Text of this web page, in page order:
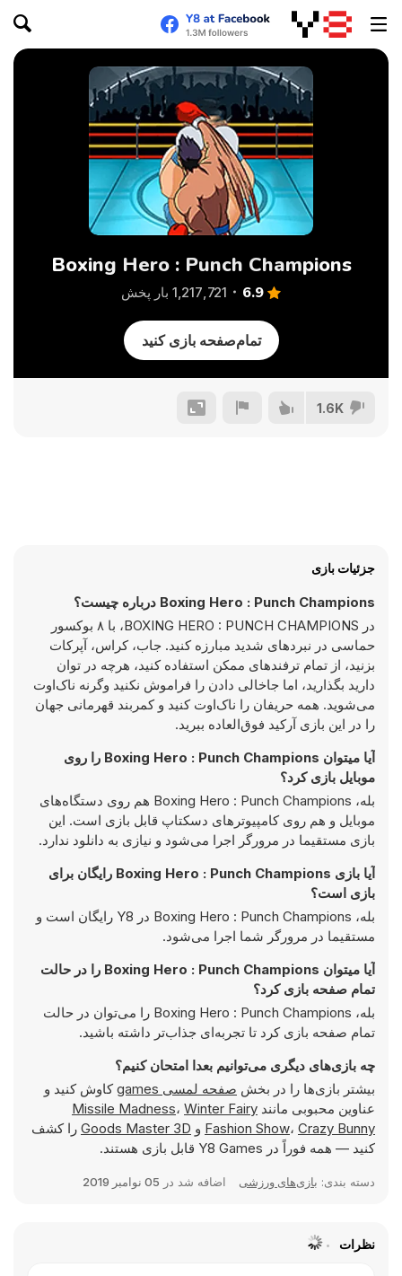
Boxing Hero : Punch Champions
6.9 1,217,721 بار پخش
تمام‌صفحه بازی کنید
1.6K
جزئیات بازی
Boxing Hero : Punch Champions درباره چیست؟
در BOXING HERO : PUNCH CHAMPIONS، با ۸ بوکسور
حماسی در نبردهای شدید مبارزه کنید. جاب، کراس، آپرکات
بزنید، از تمام ترفندهای ممکن استفاده کنید، هرچه در توان
دارید بگذارید، اما جاخالی دادن را فراموش نکنید وگرنه ناک‌اوت
می‌شوید. همه حریفان را ناک‌اوت کنید و کمربند قهرمانی جهان
را در این بازی آرکید فوق‌العاده ببرید.
آیا میتوان Boxing Hero : Punch Champions را روی
موبایل بازی کرد؟
بله، Boxing Hero : Punch Champions هم روی دستگاه‌های
موبایل و هم روی کامپیوترهای دسکتاپ قابل بازی است. این
بازی مستقیما در مرورگر اجرا می‌شود و نیازی به دانلود ندارد.
آیا بازی Boxing Hero : Punch Champions رایگان برای
بازی است؟
بله، Boxing Hero : Punch Champions در Y8 رایگان است و
مستقیما در مرورگر شما اجرا می‌شود.
آیا میتوان Boxing Hero : Punch Champions را در حالت
تمام صفحه بازی کرد؟
بله، Boxing Hero : Punch Champions را می‌توان در حالت
تمام صفحه بازی کرد تا تجربه‌ای جذاب‌تر داشته باشید.
چه بازی‌های دیگری می‌توانیم بعدا امتحان کنیم؟
بیشتر بازی‌ها را در بخش صفحه لمسی games
کاوش کنید و
عناوین محبوبی مانند
Missile Madness، Winter Fairy
Fashion Show، Crazy Bunny و Goods Master 3D را کشف
کنید — همه فوراً در Y8 Games قابل بازی هستند.
دسته بندی: بازی‌های ورزشی اضافه شد در 05 نوامبر 2019
نظرات